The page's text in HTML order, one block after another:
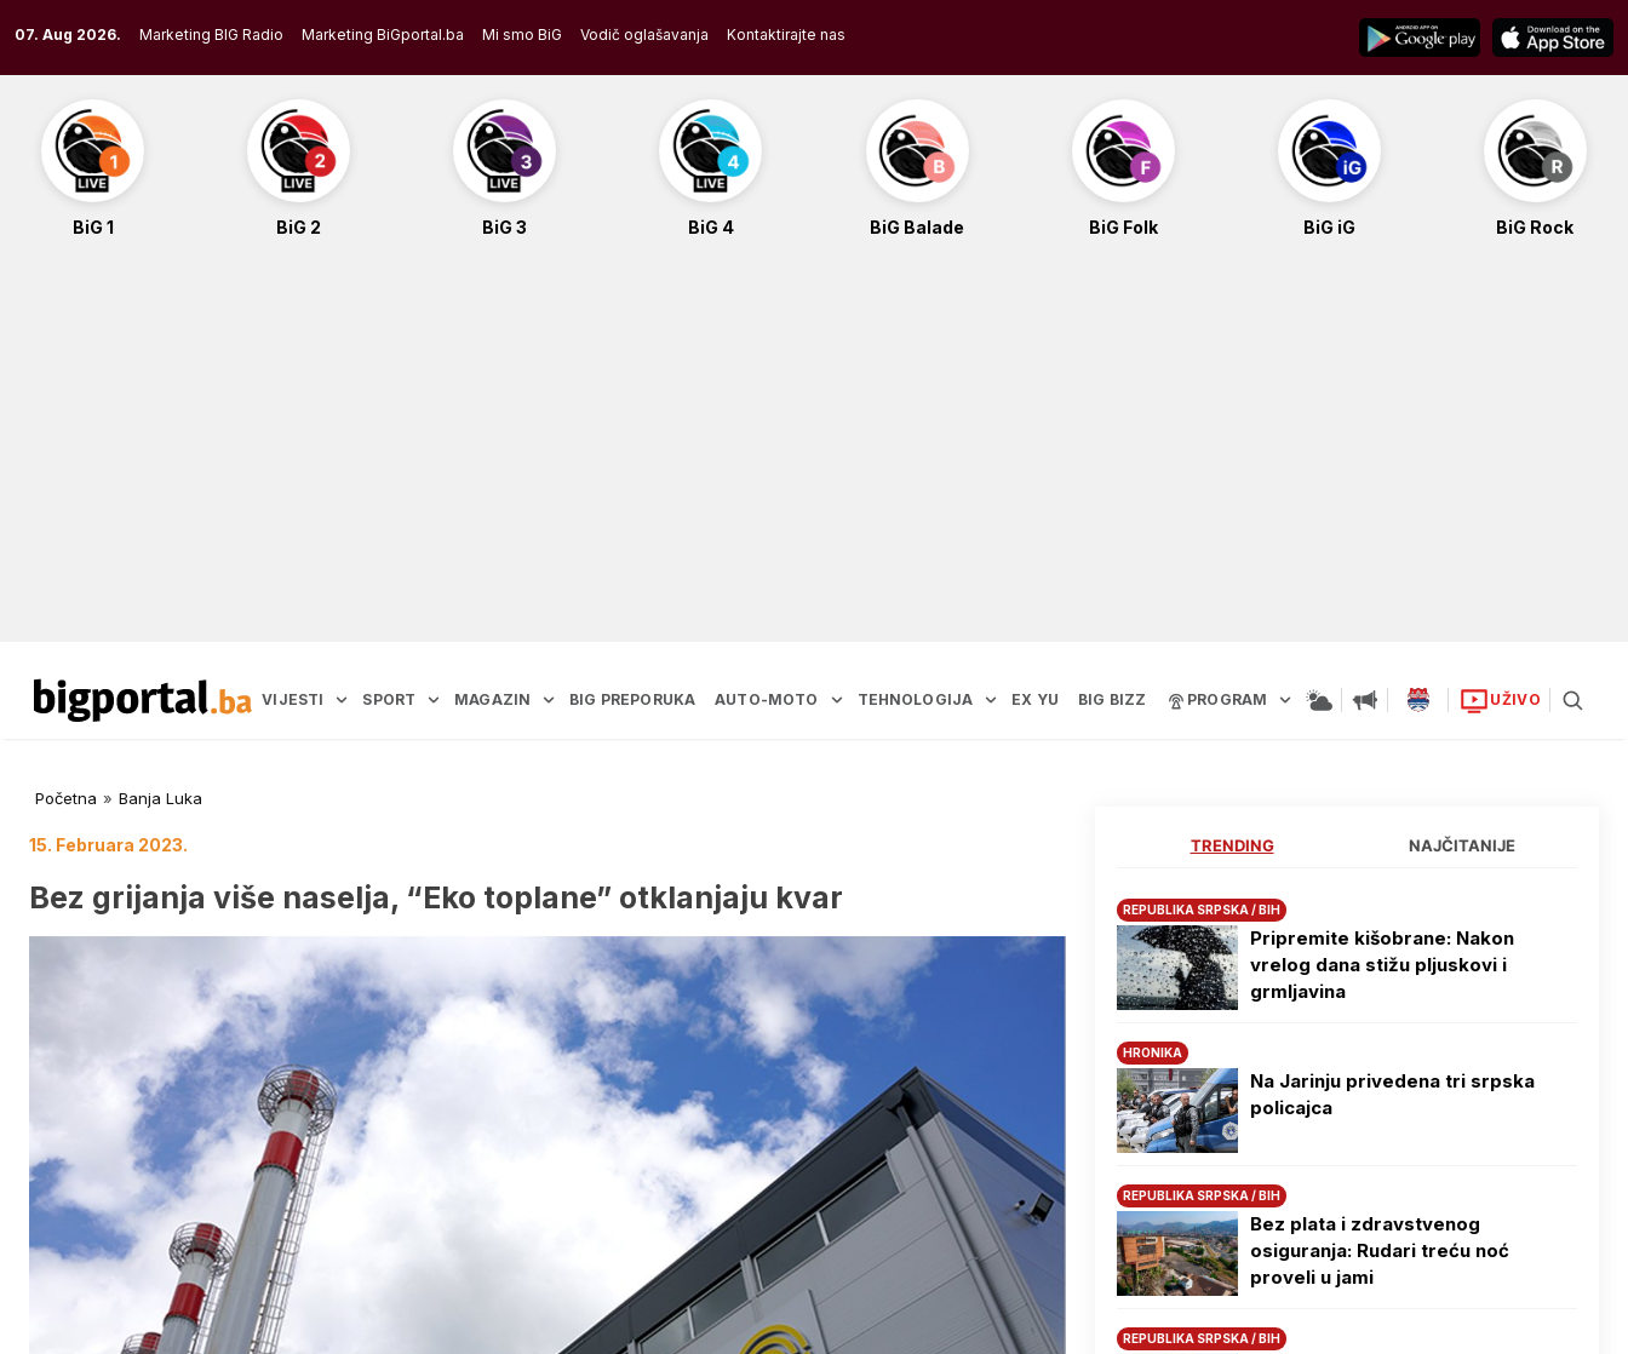
to
content
07. Aug 2026. Marketing BIG Radio Marketing BiGportal.ba Mi smo BiG Vodič oglašavanja Kontaktirajte nas
BiG 1 BiG 2 BiG 3 BiG 4 BiG Balade BiG Folk BiG iG BiG Rock
VIJESTI SPORT MAGAZIN BIG PREPORUKA AUTO-MOTO TEHNOLOGIJA EX YU BIG BIZZ PROGRAM UŽIVO
Početna » Banja Luka
15. Februara 2023.
Bez grijanja više naselja, “Eko toplane” otklanjaju kvar
TRENDING NAJČITANIJE
REPUBLIKA SRPSKA / BIH
Pripremite kišobrane: Nakon
vrelog dana stižu pljuskovi i
grmljavina
HRONIKA
Na Јarinju privedena tri srpska
policajca
REPUBLIKA SRPSKA / BIH
Bez plata i zdravstvenog
osiguranja: Rudari treću noć
proveli u jami
REPUBLIKA SRPSKA / BIH